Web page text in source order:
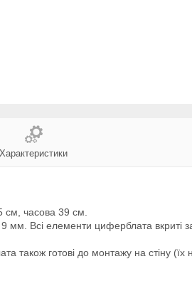
Характеристики
см, часова 39 см.
Всі елементи циферблата вкриті
також готові до монтажу на стіну